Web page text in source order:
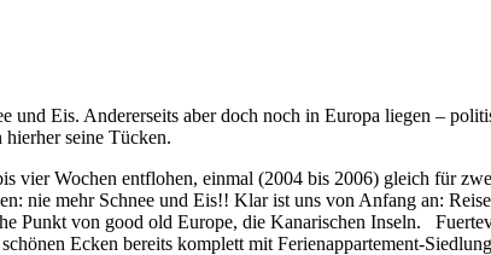
und Eis. Andererseits aber doch noch in Europa liegen –
seine Tücken.
vier Wochen entflohen, einmal (2004 bis 2006) gleich für
nie mehr Schnee und Eis!! Klar ist uns von Anfang an:
Punkt von good old Europe, die Kanarischen Inseln.
Ecken bereits komplett mit Ferienappartement-